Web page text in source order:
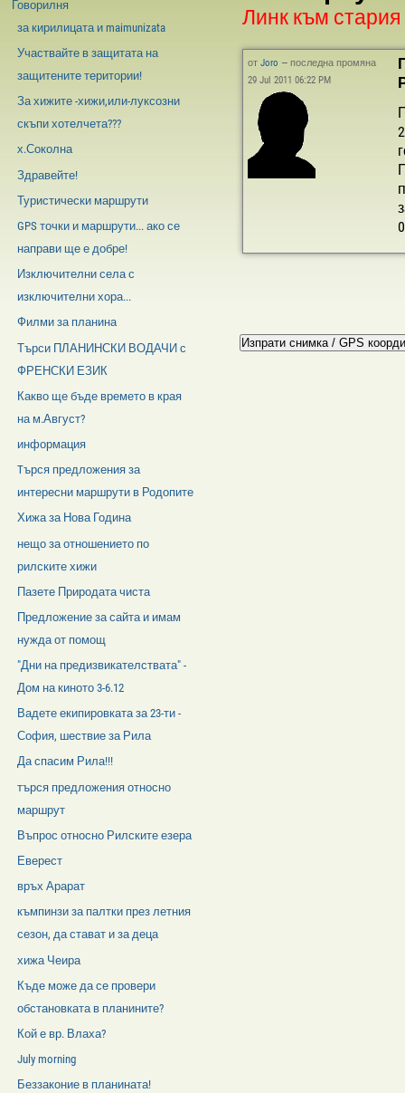
Линк към
отJoro —последна промяна
29 Jul 2011 06:22 PM
Говорилня
за кирилицата и maimunizata
Участвайте в защитата на
защитените територии!
За хижите -хижи,или-луксозни
скъпи хотелчета???
х.Соколна
Здравейте!
Туристически маршрути
GPS точки и маршрути... ако се
направи ще е добре!
Изключителни села с
изключителни хора...
Филми за планина
Търси ПЛАНИНСКИ ВОДАЧИ с
ФРЕНСКИ ЕЗИК
Какво ще бъде времето в края
на м.Август?
информация
Tърся предложения за
интересни маршрути в Родопите
Хижа за Нова Година
нещо за отношението по
рилските хижи
Пазете Природата чиста
Предложение за сайта и имам
нужда от помощ
"Дни на предизвикателствата" -
Дом на киното 3-6.12
Вадете екипировката за 23-ти -
София, шествие за Рила
Да спасим Рила!!!
търся предложения относно
маршрут
Въпрос относно Рилските езера
Еверест
връх Арарат
къмпинзи за палтки през летния
сезон, да стават и за деца
хижа Чеира
Къде може да се провери
обстановката в планините?
Кой е вр. Влаха?
July morning
Беззаконие в планината!